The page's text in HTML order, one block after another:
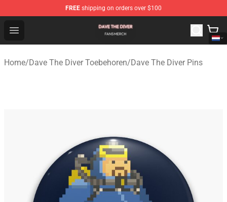
FREE shipping on orders over $100
Open menu
Dave The Diver Shop - Official Dave The Diver
Home/Dave The Diver Toebehoren/Dave The Diver Pins